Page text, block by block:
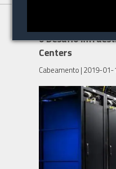
o Desafio
Centers
Cabeamento | 2019-01-